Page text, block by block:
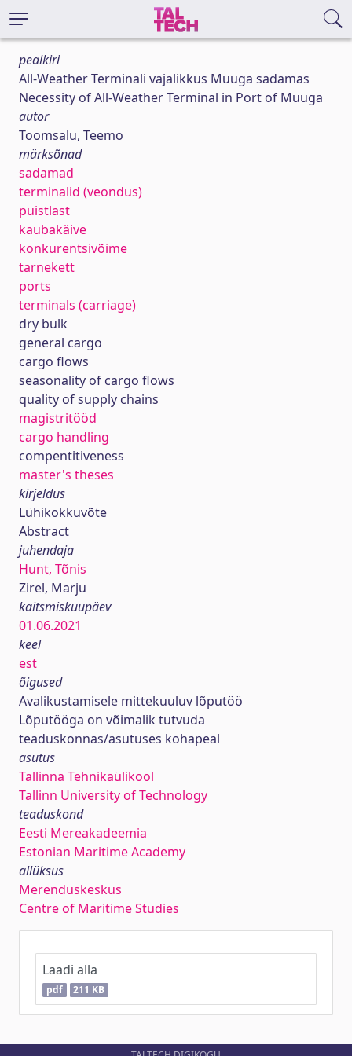
pealkiri
All-Weather Terminali vajalikkus Muuga sadamas
Necessity of All-Weather Terminal in Port of Muuga
autor
Toomsalu, Teemo
märksõnad
sadamad
terminalid (veondus)
puistlast
kaubakäive
konkurentsivõime
tarnekett
ports
terminals (carriage)
dry bulk
general cargo
cargo flows
seasonality of cargo flows
quality of supply chains
magistritööd
cargo handling
compentitiveness
master's theses
kirjeldus
Lühikokkuvõte
Abstract
juhendaja
Hunt, Tõnis
Zirel, Marju
kaitsmiskuupäev
01.06.2021
keel
est
õigused
Avalikustamisele mittekuuluv lõputöö
Lõputööga on võimalik tutvuda
teaduskonnas/asutuses kohapeal
asutus
Tallinna Tehnikaülikool
Tallinn University of Technology
teaduskond
Eesti Mereakadeemia
Estonian Maritime Academy
allüksus
Merenduskeskus
Centre of Maritime Studies
Laadi alla
pdf 211 KB